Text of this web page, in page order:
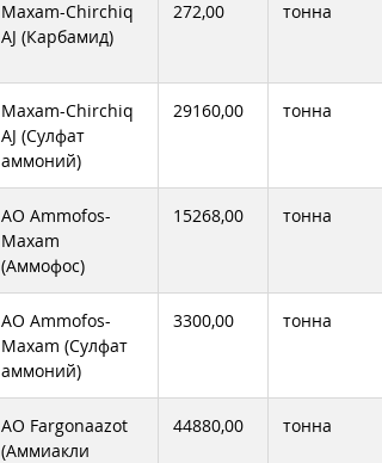
Maxam-Chirchiq
AJ (Карбамид)
272,00 тонна
Maxam-Chirchiq
AJ (Сулфат
аммоний)
29160,00 тонна
АО Ammofos-
Maxam
(Аммофос)
15268,00 тонна
АО Ammofos-
Maxam (Сулфат
аммоний)
3300,00 тонна
АО Fargonaazot
(Аммиакли
44880,00 тонна